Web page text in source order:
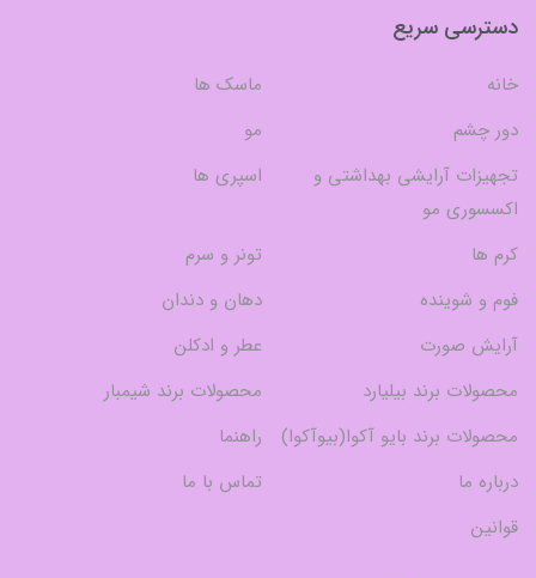
دسترسی سریع
خانه
ماسک ها
دور چشم
مو
تجهیزات آرایشی بهداشتی و
اکسسوری مو
اسپری ها
کرم ها
تونر و سرم
فوم و شوینده
دهان و دندان
آرایش صورت
عطر و ادکلن
محصولات برند بیلیارد
محصولات برند شیمبار
محصولات برند بایو آکوا(بیوآکوا)
راهنما
درباره ما
تماس با ما
قوانین